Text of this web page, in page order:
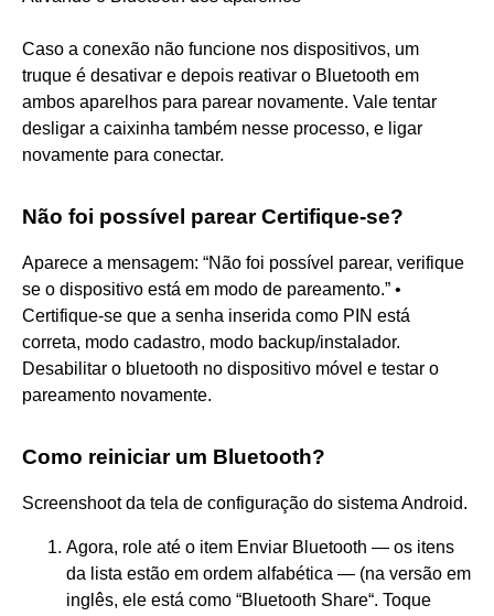
Caso a conexão não funcione nos dispositivos, um
truque é desativar e depois reativar o Bluetooth em
ambos aparelhos para parear novamente. Vale tentar
desligar a caixinha também nesse processo, e ligar
novamente para conectar.
Não foi possível parear Certifique-se?
Aparece a mensagem: “Não foi possível parear, verifique
se o dispositivo está em modo de pareamento.” •
Certifique-se que a senha inserida como PIN está
correta, modo cadastro, modo backup/instalador.
Desabilitar o bluetooth no dispositivo móvel e testar o
pareamento novamente.
Como reiniciar um Bluetooth?
Screenshoot da tela de configuração do sistema Android.
Agora, role até o item Enviar Bluetooth — os itens
da lista estão em ordem alfabética — (na versão em
inglês, ele está como “Bluetooth Share“. Toque